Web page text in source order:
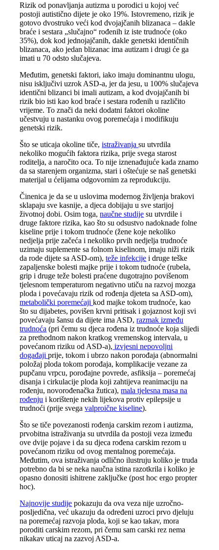
Rizik od ponavljanja autizma u porodici u kojoj već
postoji autistično dijete je oko 19%. Istovremeno, rizik je
gotovo dvostruko veći kod dvojajčanih blizanaca – dakle
braće i sestara „slučajno“ rođenih iz iste trudnoće (oko
35%), dok kod jednojajčanih, dakle genetski identičnih
blizanaca, ako jedan blizanac ima autizam i drugi će ga
imati u 70 odsto slučajeva.
Međutim, genetski faktori, iako imaju dominantnu ulogu,
nisu isključivi uzrok ASD-a, jer da jesu, u 100% slučajeva
identični blizanci bi imali autizam, a kod dvojajčanih bi
rizik bio isti kao kod braće i sestara rođenih u različito
vrijeme. To znači da neki dodatni faktori okoline
učestvuju u nastanku ovog poremećaja i modifikuju
genetski rizik.
Što se uticaja okoline tiče,istraživanjasu utvrdila
nekoliko mogućih faktora rizika, prije svega starost
roditelja, a naročito oca. To nije iznenađujuće kada znamo
da sa starenjem organizma, stari i oštećuje se naš genetski
materijal u ćelijama odgovornim za reprodukciju.
Činenica je da se u uslovima modernog življenja brakovi
sklapaju sve kasnije, a djeca dobijaju u sve starijoj
životnoj dobi. Osim toga,naučne studije su utvrdile i
druge faktore rizika, kao što su odsustvo nadoknade folne
kiseline prije i tokom trudnoće (žene koje nekoliko
nedjelja prije začeća i nekoliko prvih nedjelja trudnoće
uzimaju suplemente sa folnom kiselinom, imaju niži rizik
da rode dijete sa ASD-om),teže infekcije i druge teške
zapaljenske bolesti majke prije i tokom tudnoće (rubela,
grip i druge teže bolesti praćene dugotrajno povišenom
tjelesnom temperaturom negativno utiču na razvoj mozga
ploda i povećavaju rizik od rođenja djeteta sa ASD-om),
metabolički poremećajikod majke tokom trudnoće, kao
što su dijabetes, povišen krvni pritisak i gojaznost koji svi
povećavaju šansu da dijete ima ASD,razmak između
trudnoća (pri čemu su djeca rođena iz trudnoće koja slijedi
za prethodnom nakon kratkog vremenskog intervala, u
povećanom riziku od ASD-a), izvjesni nepovoljni
događajiprije, tokom i ubrzo nakon porođaja (abnormalni
položaj ploda tokom porođaja, komplikacije vezane za
pupčanu vrpcu, porođajne povrede, asfiksija – poremećaj
disanja i cirkulacije ploda koji zahtijeva reanimaciju na
rođenju, novorođenačka žutica),mala tjelesna masa na
rođenju i korištenje nekih lijekova protiv epilepsije u
trudnoći (prije svegavalproične kiseline).
Što se tiče povezanosti rođenja carskim rezom i autizma,
prvobitna istraživanja su utvrdila da postoji veza između
ove dvije pojave i da su djeca rođena carskim rezom u
povećanom riziku od ovog mentalnog poremećaja.
Međutim, ova istraživanja odlično ilustruju koliko je truda
potrebno da bi se neka naučna istina razotkrila i koliko je
opasno donositi ishitrene zaključke (post hoc ergo propter
hoc).
Najnovije studije pokazuju da ova veza nije uzročno-
posljedična, već ukazuju da određeni uzroci prvo djeluju
na poremećaj razvoja ploda, koji se kao takav, mora
poroditi carskim rezom, pri čemu sam carski rez nema
nikakav uticaj na zazvoj ASD-a.